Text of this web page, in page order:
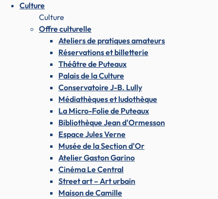
Culture
Culture
Offre culturelle
Ateliers de pratiques amateurs
Réservations et billetterie
Théâtre de Puteaux
Palais de la Culture
Conservatoire J-B. Lully
Médiathèques et ludothèque
La Micro-Folie de Puteaux
Bibliothèque Jean d'Ormesson
Espace Jules Verne
Musée de la Section d'Or
Atelier Gaston Garino
Cinéma Le Central
Street art – Art urbain
Maison de Camille